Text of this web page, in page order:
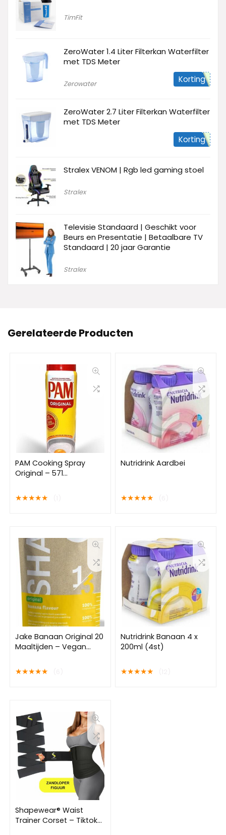
TimFit
ZeroWater 1.4 Liter Filterkan Waterfilter
met TDS Meter
Zerowater Korting
ZeroWater 2.7 Liter Filterkan Waterfilter
met TDS Meter
Korting
Stralex VENOM | Rgb led gaming stoel
Stralex
Televisie Standaard | Geschikt voor
Beurs en Presentatie | Betaalbare TV
Standaard | 20 jaar Garantie
Stralex
Gerelateerde Producten
PAM Cooking Spray
Original – 571
Gram
★★★★★
Nutridrink Aardbei
★★★★★
Jake Banaan Original 20
Maaltijden – Vegan
Poeder Maaltijdshake –
Plantaardig, Rijk aan
★★★★★
Nutridrink Banaan 4 x
200ml (4st)
★★★★★
Shapewear® Waist
Trainer Corset – Tiktok